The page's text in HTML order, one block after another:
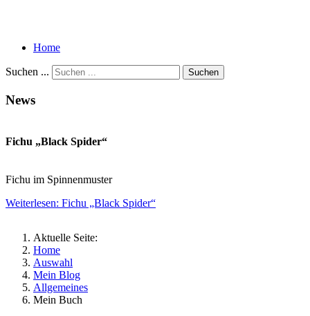
Home
Suchen ... Suchen
News
Fichu „Black Spider“
Fichu im Spinnenmuster
Weiterlesen: Fichu „Black Spider“
Aktuelle Seite:
Home
Auswahl
Mein Blog
Allgemeines
Mein Buch